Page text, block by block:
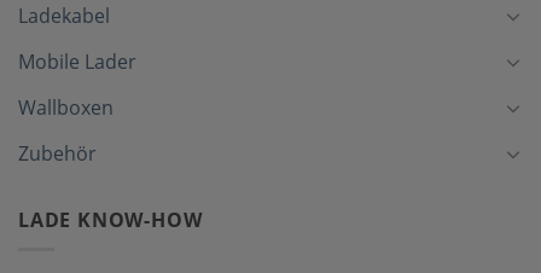
Ladekabel
Mobile Lader
Wallboxen
Zubehör
LADE KNOW-HOW